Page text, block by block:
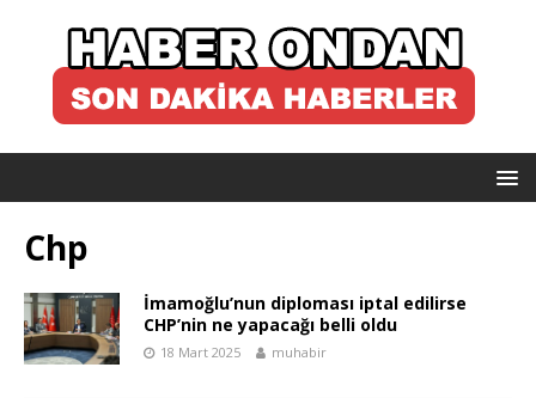
Chp
İmamoğlu’nun diploması iptal edilirse
CHP’nin ne yapacağı belli oldu
18 Mart 2025 muhabir